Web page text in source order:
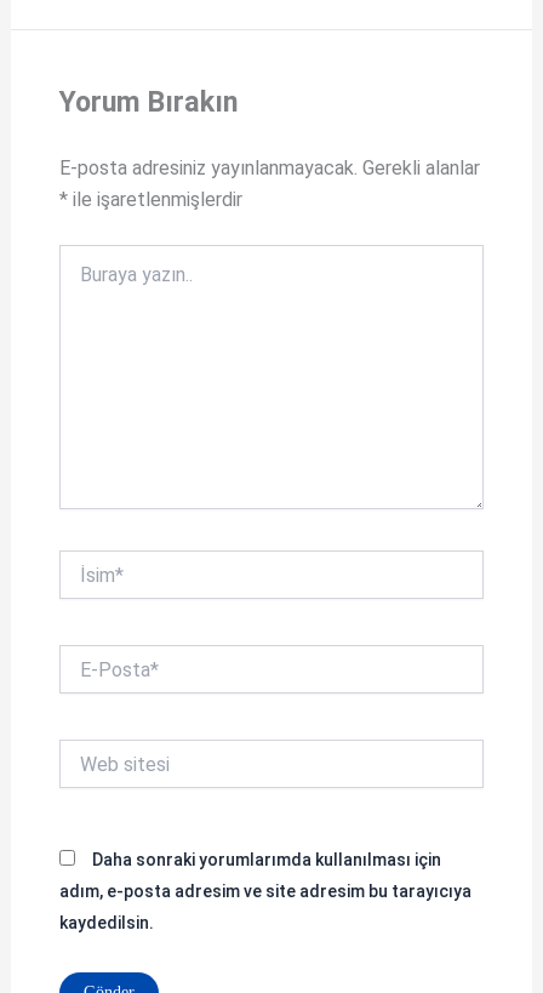
Yorum Bırakın
E-posta adresiniz yayınlanmayacak. Gerekli alanlar
*ile işaretlenmişlerdir
yazın..
İsim*
Posta*
sitesi
Daha sonraki yorumlarımda kullanılması için
adım, e-posta adresim ve site adresim bu tarayıcıya
kaydedilsin.